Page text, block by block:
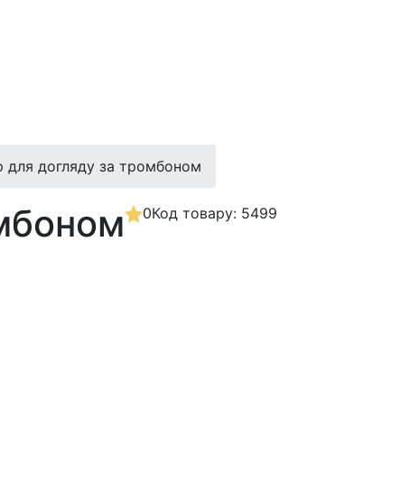
для догляду за тромбоном
0Код товару: 5499